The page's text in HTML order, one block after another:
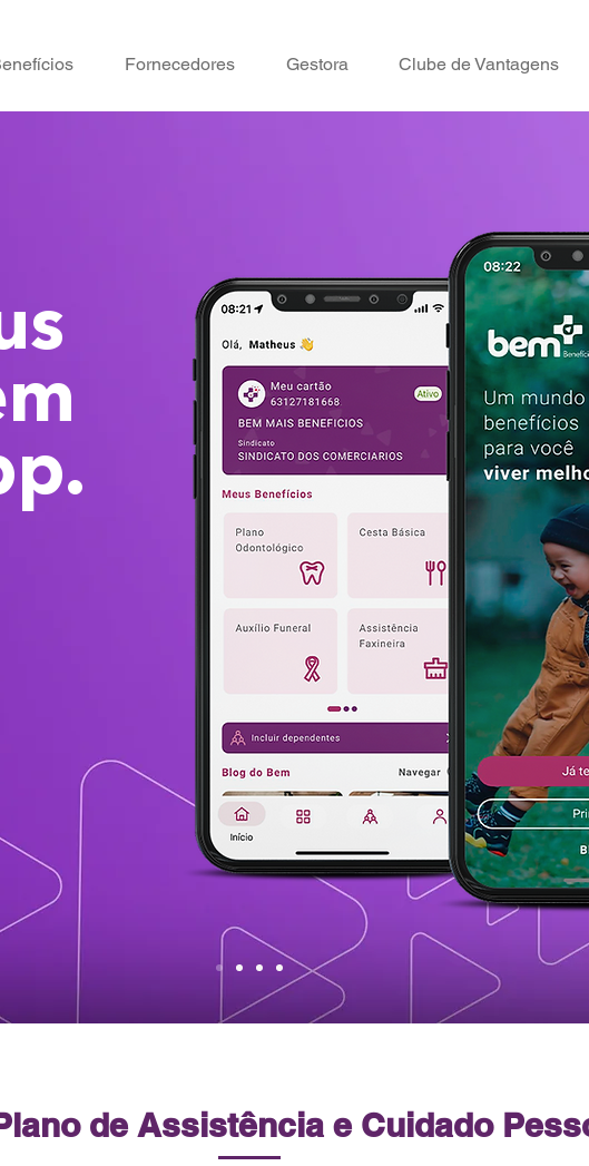
Fornecedores Gestora Clube de Vantagens
de Assistência e Cuidado